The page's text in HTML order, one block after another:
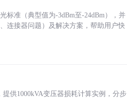
标准（典型值为-3dBm至-24dBm），并
连接器问题）及解决方案，帮助用户快
供1000kVA变压器损耗计算实例，分步